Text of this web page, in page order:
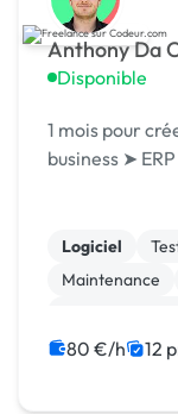
Anthony Da
Disponible
1 mois pour
business ➤ ERP
Logiciel
Maintenance
JavaScript
80 €/h 12